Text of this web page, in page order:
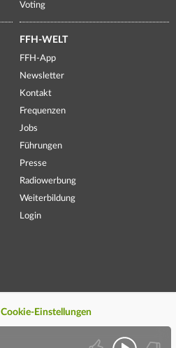
Voting
FFH-WELT
FFH-App
Newsletter
Kontakt
Frequenzen
Jobs
Führungen
Presse
Radiowerbung
Weiterbildung
Login
Cookie-Einstellungen